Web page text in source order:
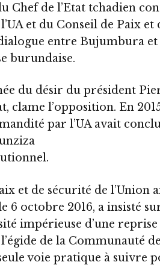
Chef de l’Etat tchadien
et du Conseil de Paix et
entre Bujumbura
burundaise.
du désir du président
clame l’opposition. En
par l’UA avait
et de sécurité de l’Union
6 octobre 2016, a insisté
impérieuse d’une
de la Communauté
voie pratique à suivre